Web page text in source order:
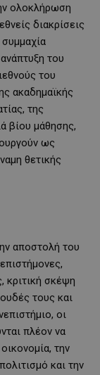
ολοκλήρωση
διακρίσεις
του
του
ακαδημαϊκής
της
βίου μάθησης,
ως
θετικής
αποστολή του
κριτική σκέψη
τους και
οι
πλέον να
την
και την